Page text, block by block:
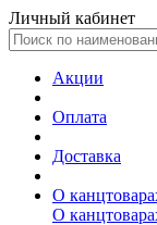
Личный кабинет
Акции
Оплата
Доставка
О
О